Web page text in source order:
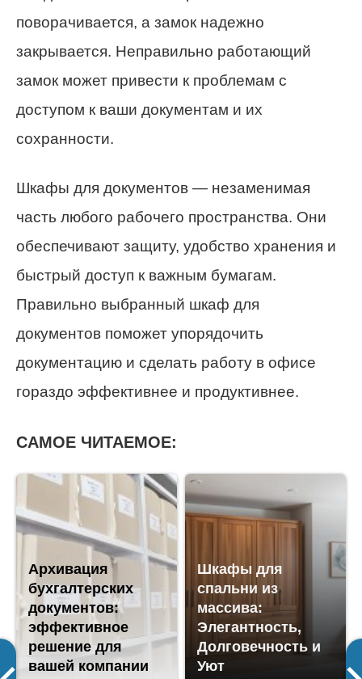
поворачивается, а замок надежно
закрывается. Неправильно работающий
замок может привести к проблемам с
доступом к ваши документам и их
сохранности.
Шкафы для документов — незаменимая
часть любого рабочего пространства. Они
обеспечивают защиту, удобство хранения и
быстрый доступ к важным бумагам.
Правильно выбранный шкаф для
документов поможет упорядочить
документацию и сделать работу в офисе
гораздо эффективнее и продуктивнее.
САМОЕ ЧИТАЕМОЕ:
Архивация
бухгалтерских
документов:
эффективное
решение для
вашей компании
Шкафы для
спальни из
массива:
Элегантность,
Долговечность и
Уют